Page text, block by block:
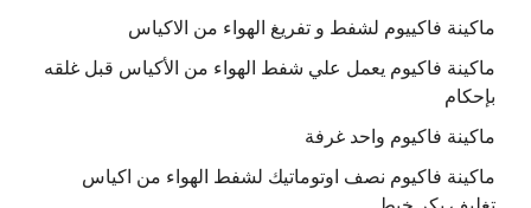
ماكينة فاكييوم لشفط و تفريغ الهواء من الاكياس
ماكينة فاكيوم يعمل علي شفط الهواء من الأكياس قبل غلقه
بإحكام
ماكينة فاكيوم واحد غرفة
ماكينة فاكيوم نصف اوتوماتيك لشفط الهواء من اكياس